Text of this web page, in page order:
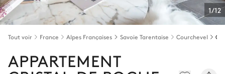
1/12
Tout voir France Alpes Françaises Savoie Tarentaise Courchevel
APPARTEMENT